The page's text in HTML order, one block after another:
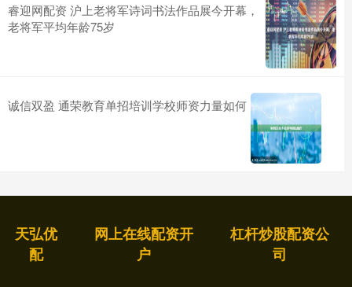
睿迎网配资 沪上老将军诗词书法作品展今开幕，
老将军平均年龄75岁
诚信双盈 通荣教育单招培训学校师资力量如何
天弘优
配
网上在线配资开
户
杠杆炒股配资公
司